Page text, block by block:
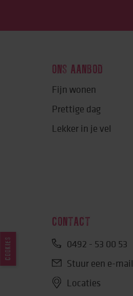
ONS AANBOD
Fijn wonen
Prettige dag
Lekker in je vel
CONTACT
0492 - 53 00 53
Stuur een e-mail
Locaties
COOKIES